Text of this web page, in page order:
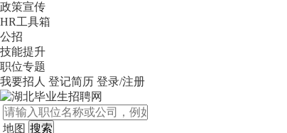
政策宣传
HR工具箱
公招
技能提升
职位专题
我要招人 登记简历 登录/注册
地图